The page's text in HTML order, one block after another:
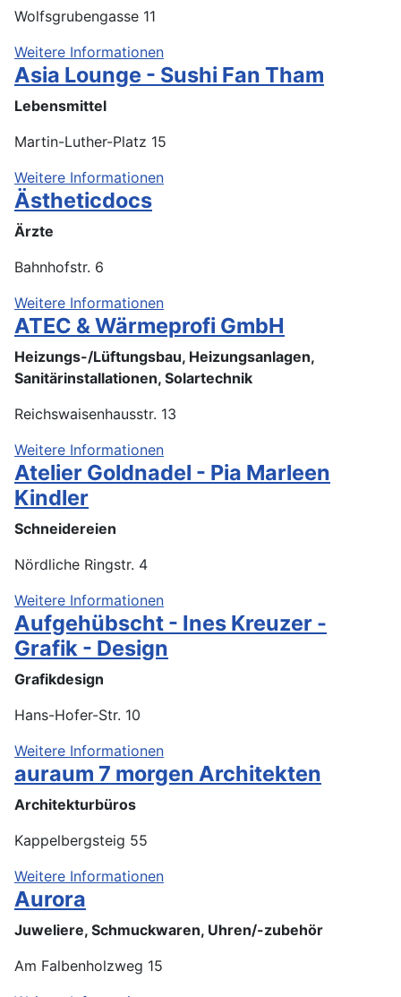
Wolfsgrubengasse 11
Weitere Informationen
Asia Lounge - Sushi Fan Tham
Lebensmittel
Martin-Luther-Platz 15
Weitere Informationen
Ästheticdocs
Ärzte
Bahnhofstr. 6
Weitere Informationen
ATEC & Wärmeprofi GmbH
Heizungs-/Lüftungsbau, Heizungsanlagen,
Sanitärinstallationen, Solartechnik
Reichswaisenhausstr. 13
Weitere Informationen
Atelier Goldnadel - Pia Marleen
Kindler
Schneidereien
Nördliche Ringstr. 4
Weitere Informationen
Aufgehübscht - Ines Kreuzer -
Grafik - Design
Grafikdesign
Hans-Hofer-Str. 10
Weitere Informationen
auraum 7 morgen Architekten
Architekturbüros
Kappelbergsteig 55
Weitere Informationen
Aurora
Juweliere, Schmuckwaren, Uhren/-zubehör
Am Falbenholzweg 15